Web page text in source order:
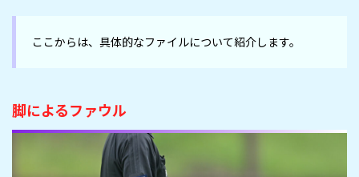
ここからは、具体的なファイルについて紹介します。
脚によるファウル